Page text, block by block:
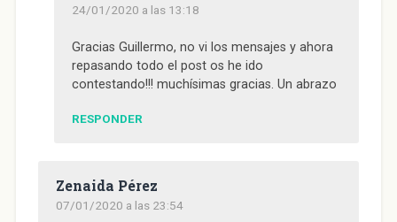
24/01/2020 a las 13:18
Gracias Guillermo, no vi los mensajes y ahora
repasando todo el post os he ido
contestando!!! muchísimas gracias. Un abrazo
RESPONDER
Zenaida Pérez
07/01/2020 a las 23:54